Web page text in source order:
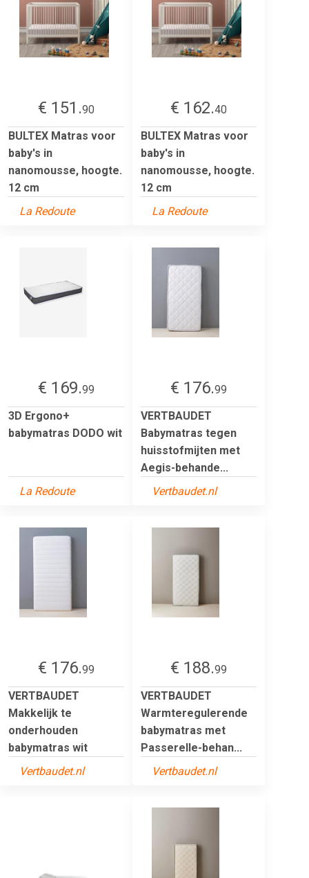
€ 151.90
BULTEX Matras voor
baby's in
nanomousse, hoogte.
12 cm
La Redoute
€ 162.40
BULTEX Matras voor
baby's in
nanomousse, hoogte.
12 cm
La Redoute
€ 169.99
3D Ergono+
babymatras DODO wit
La Redoute
€ 176.99
VERTBAUDET
Babymatras tegen
huisstofmijten met
Aegis-behande...
Vertbaudet.nl
€ 176.99
VERTBAUDET
Makkelijk te
onderhouden
babymatras wit
Vertbaudet.nl
€ 188.99
VERTBAUDET
Warmteregulerende
babymatras met
Passerelle-behan...
Vertbaudet.nl